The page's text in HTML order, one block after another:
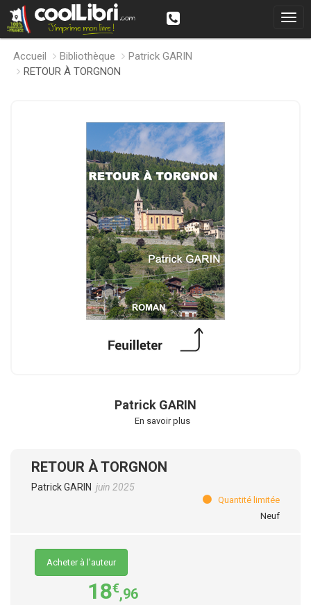
Accueil Bibliothèque
Patrick GARIN
RETOUR À TORGNON
Patrick GARIN
En savoir plus
RETOUR À TORGNON
Patrick GARIN juin 2025
Quantité limitée
Neuf
Acheter à l’auteur
18€,96